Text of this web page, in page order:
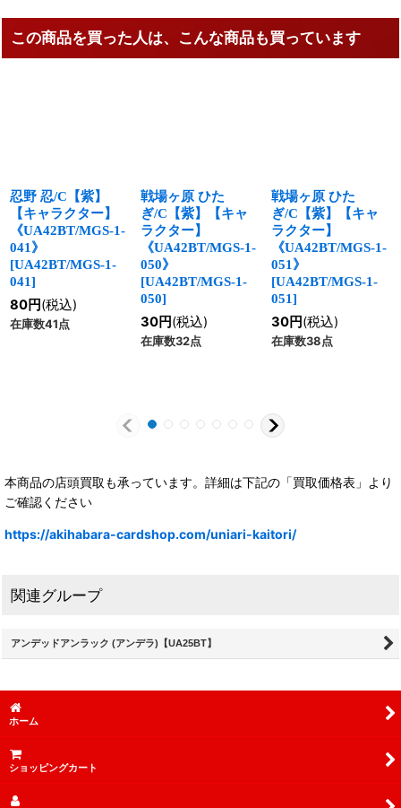
この商品を買った人は、こんな商品も買っています
忍野 忍/C【紫】
【キャラクター】
《UA42BT/MGS-1-
041》
[UA42BT/MGS-1-
041]
80円(税込)
在庫数41点
戦場ヶ原 ひた
ぎ/C【紫】【キャ
ラクター】
《UA42BT/MGS-1-
050》
[UA42BT/MGS-1-
050]
30円(税込)
在庫数32点
戦場ヶ原 ひた
ぎ/C【紫】【キャ
ラクター】
《UA42BT/MGS-1-
051》
[UA42BT/MGS-1-
051]
30円(税込)
在庫数38点
本商品の店頭買取も承っています。詳細は下記の「買取価格表」より
ご確認ください
https://akihabara-cardshop.com/uniari-kaitori/
関連グループ
アンデッドアンラック (アンデラ)【UA25BT】
ホーム
ショッピングカート